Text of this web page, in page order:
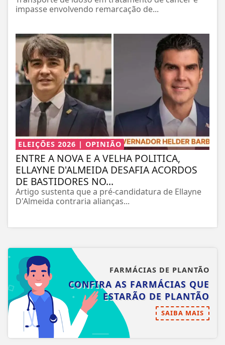
impasse envolvendo remarcação de...
ELEIÇÕES 2026 | OPINIÃO
ENTRE A NOVA E A VELHA POLITICA,
ELLAYNE D'ALMEIDA DESAFIA ACORDOS
DE BASTIDORES NO...
Artigo sustenta que a pré-candidatura de Ellayne
D'Almeida contraria alianças...
FARMÁCIAS DE PLANTÃO
CONFIRA AS FARMÁCIAS QUE
ESTARÃO DE PLANTÃO
SAIBA MAIS